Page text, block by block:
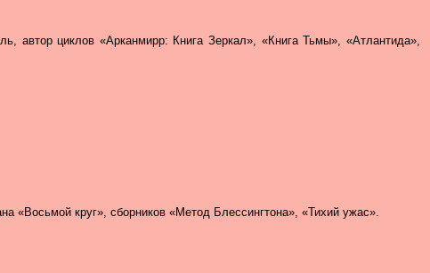
автор циклов «Арканмирр: Книга Зеркал», «Книга Тьмы», «Атлантида»,
«Восьмой круг», сборников «Метод Блессингтона», «Тихий ужас».